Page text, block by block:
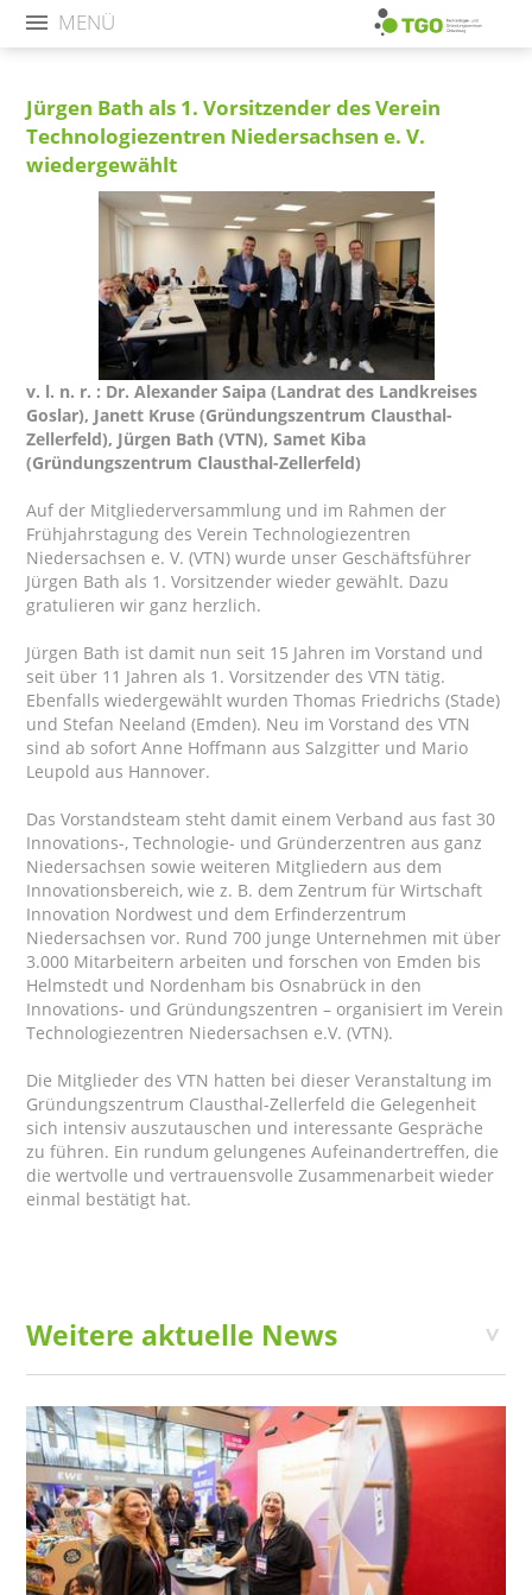
MENÜ
Jürgen Bath als 1. Vorsitzender des Verein
Technologiezentren Niedersachsen e. V.
wiedergewählt
v. l. n. r. : Dr. Alexander Saipa (Landrat des Landkreises
Goslar), Janett Kruse (Gründungszentrum Clausthal-
Zellerfeld), Jürgen Bath (VTN), Samet Kiba
(Gründungszentrum Clausthal-Zellerfeld)
Auf der Mitgliederversammlung und im Rahmen der
Frühjahrstagung des Verein Technologiezentren
Niedersachsen e. V. (VTN) wurde unser Geschäftsführer
Jürgen Bath als 1. Vorsitzender wieder gewählt. Dazu
gratulieren wir ganz herzlich.
Jürgen Bath ist damit nun seit 15 Jahren im Vorstand und
seit über 11 Jahren als 1. Vorsitzender des VTN tätig.
Ebenfalls wiedergewählt wurden Thomas Friedrichs (Stade)
und Stefan Neeland (Emden). Neu im Vorstand des VTN
sind ab sofort Anne Hoffmann aus Salzgitter und Mario
Leupold aus Hannover.
Das Vorstandsteam steht damit einem Verband aus fast 30
Innovations-, Technologie- und Gründerzentren aus ganz
Niedersachsen sowie weiteren Mitgliedern aus dem
Innovationsbereich, wie z. B. dem Zentrum für Wirtschaft
Innovation Nordwest und dem Erfinderzentrum
Niedersachsen vor. Rund 700 junge Unternehmen mit über
3.000 Mitarbeitern arbeiten und forschen von Emden bis
Helmstedt und Nordenham bis Osnabrück in den
Innovations- und Gründungszentren – organisiert im Verein
Technologiezentren Niedersachsen e.V. (VTN).
Die Mitglieder des VTN hatten bei dieser Veranstaltung im
Gründungszentrum Clausthal-Zellerfeld die Gelegenheit
sich intensiv auszutauschen und interessante Gespräche
zu führen. Ein rundum gelungenes Aufeinandertreffen, die
die wertvolle und vertrauensvolle Zusammenarbeit wieder
einmal bestätigt hat.
Weitere aktuelle News